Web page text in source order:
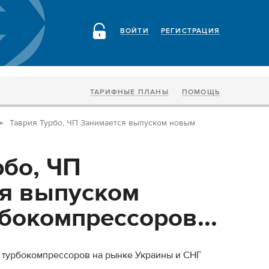
РЕГИСТРАЦИЯ
ВОЙТИ
ТАРИФНЫЕ ПЛАНЫ ПОМОЩЬ
Таврия Турбо, ЧП Занимается выпуском новым
ЧП
выпуском
на рынке Украины и СНГ